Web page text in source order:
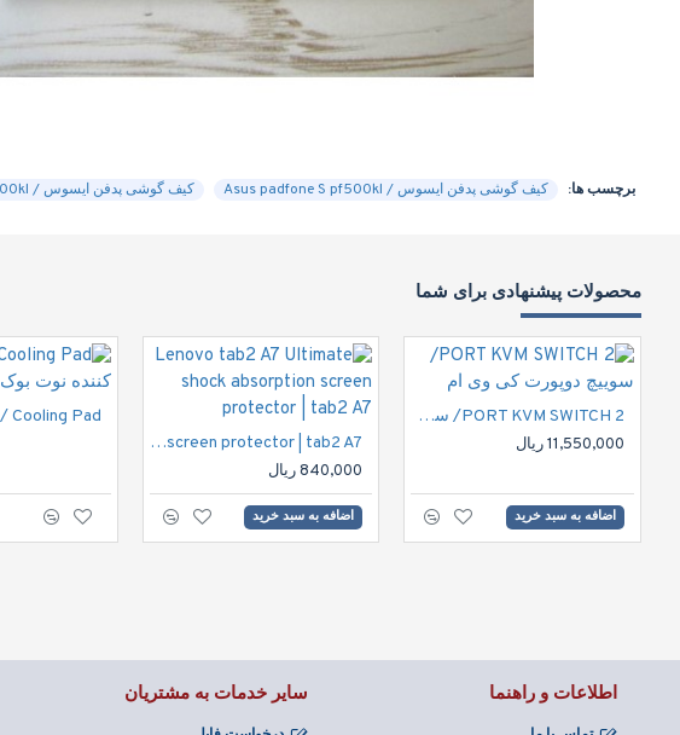
برچسب ها: کیف گوشی پدفن ایسوس / Asus padfone S pf500kl کیف گوشی پدفن ایسوس / Asus padfone S pf500kl
محصولات پیشنهادی برای شما
2 PORT KVM SWITCH/ سوییچ دوپورت کی وی ام
11,550,000 ریال
اضافه به سبد خرید
Lenovo tab2 A7 Ultimate shock absorption screen protector | tab2 A7
840,000 ریال
اضافه به سبد خرید
اطلاعات و راهنما سایر خدمات به مشتریان